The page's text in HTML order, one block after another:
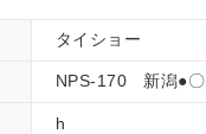
タイショー
NPS-170 新潟●〇
h